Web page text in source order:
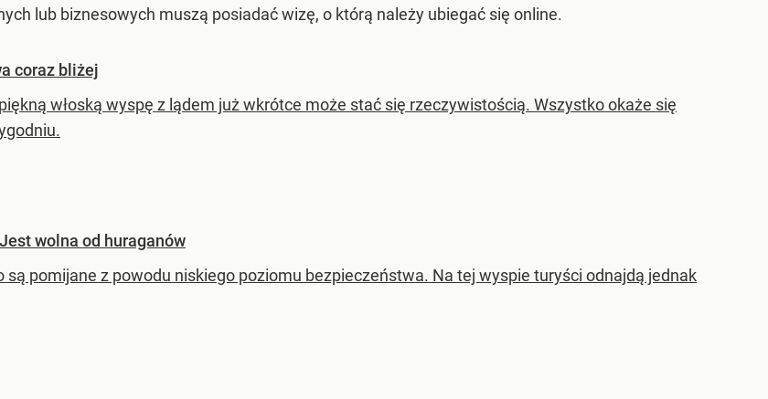
lub biznesowych muszą posiadać wizę, o którą należy ubiegać się online.
coraz bliżej
włoską wyspę z lądem już wkrótce może stać się rzeczywistością. Wszystko okaże się
wolna od huraganów
są pomijane z powodu niskiego poziomu bezpieczeństwa. Na tej wyspie turyści odnajdą jednak